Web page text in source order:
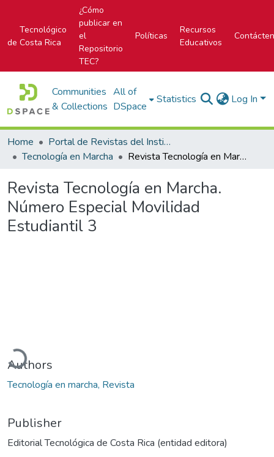
Tecnológico
de Costa Rica
¿Cómo
publicar en
el
Repositorio
TEC?
Políticas
Recursos
Educativos
Communities
& Collections
All of
DSpace
Statistics Log In
Home
Portal de Revistas del Instituto Tecnológico de Costa Rica
Tecnología en Marcha
Revista Tecnología en Marcha. Número Especial Movilidad Estudiantil 3
Revista Tecnología en Marcha.
Número Especial Movilidad
Estudiantil 3
Authors
Tecnología en marcha, Revista
Publisher
Editorial Tecnológica de Costa Rica (entidad editora)